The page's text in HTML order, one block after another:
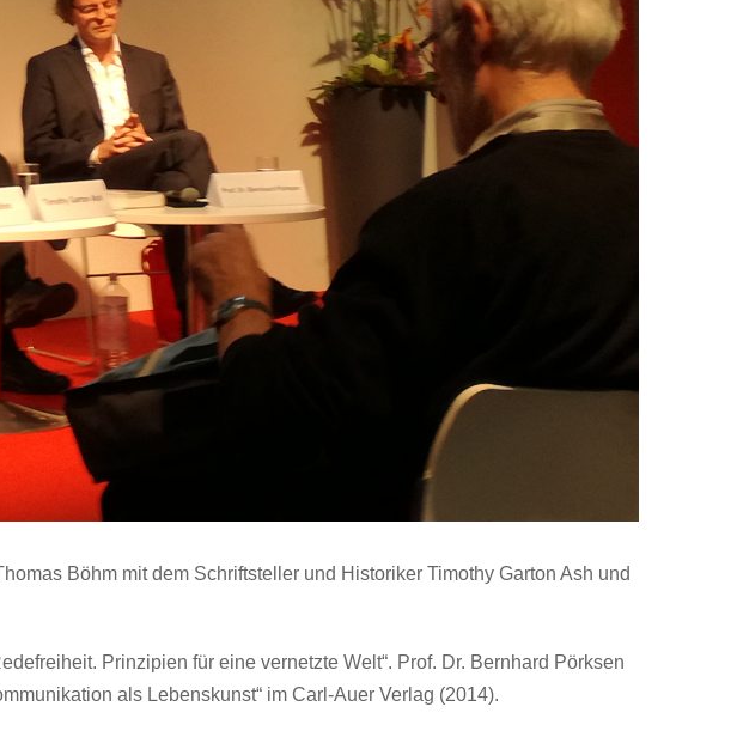
Böhm mit dem Schriftsteller und Historiker Timothy Garton Ash und
Prinzipien für eine vernetzte Welt“. Prof. Dr. Bernhard Pörksen
als Lebenskunst“ im Carl-Auer Verlag (2014).